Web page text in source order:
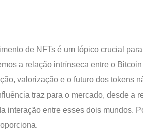
de NFTs é um tópico crucial
a relação intrínseca entre o
valorização e o futuro dos tokens
traz para o mercado, desde a
interação entre esses dois mundos.